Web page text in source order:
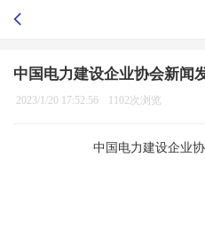
中国电力建设企业协会新闻
2023/1/20 17:52:56 1102次浏览
中国电力建设企业